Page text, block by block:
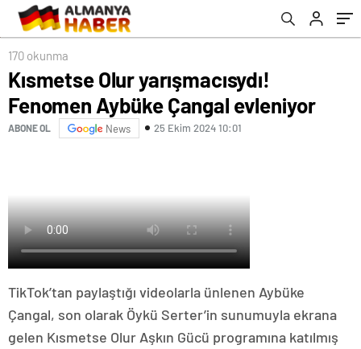
170 okunma
Kısmetse Olur yarışmacısydı!
Fenomen Aybüke Çangal evleniyor
ABONE OL News 25 Ekim 2024 10:01
TikTok’tan paylaştığı videolarla ünlenen Aybüke
Çangal, son olarak Öykü Serter’in sunumuyla ekrana
gelen Kısmetse Olur Aşkın Gücü programına katılmış